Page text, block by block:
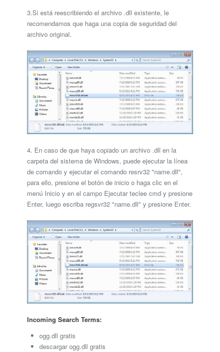
3.Si está reescribiendo el archivo .dll existente, le
recomendamos que haga una copia de seguridad del
archivo original.
4. En caso de que haya copiado un archivo .dll en la
carpeta del sistema de Windows, puede ejecutar la línea
de comando y ejecutar el comando resrv32 "name.dll",
para ello, presione el botón de inicio o haga clic en el
menú Inicio y en el campo Ejecutar teclee cmd y presione
Enter, luego escriba regsvr32 "name.dll" y presione Enter.
Incoming Search Terms:
ogg.dll gratis
descargar ogg.dll gratis